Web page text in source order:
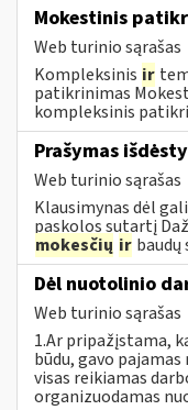
Mokestinis
Web turinio sąrašas
Kompleksinis ir
patikrinimas
kompleksinis
Prašymas
Web turinio sąrašas
Klausimynas dėl
paskolos sutartį
mokesčių ir baudų
Dėl nuotolinio
Web turinio sąrašas
1.Ar pripažįstama,
būdu, gavo
visas reikiamas
organizuodamas